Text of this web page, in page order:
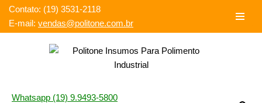
Pular
Contato: (19) 3531-2118‬
E-mail: vendas@politone.com.br
Whatsapp (19) 9.9493-5800